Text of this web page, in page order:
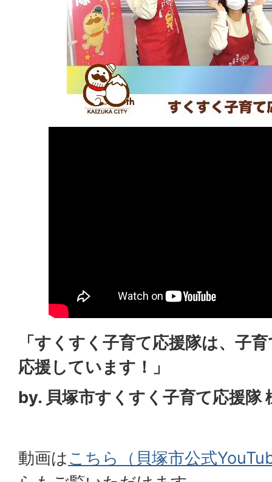
「すくすく子育て応援隊は、子
応援しています！」
by. 貝塚市すくすく子育て応援隊
動画はこちら（貝塚市公式